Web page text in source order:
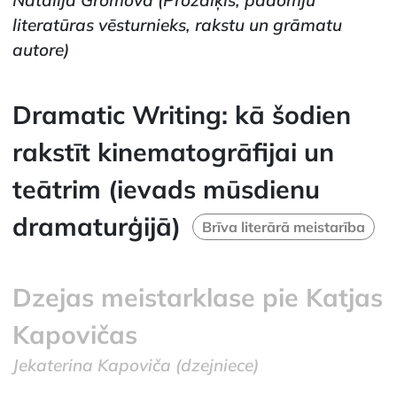
literatūras vēsturnieks, rakstu un grāmatu
autore)
Dramatic Writing: kā šodien
rakstīt kinematogrāfijai un
teātrim (ievads mūsdienu
dramaturģijā)
Brīva literārā meistarība
Dzejas meistarklase pie Katjas
Kapovičas
Jekaterina Kapoviča (dzejniece)